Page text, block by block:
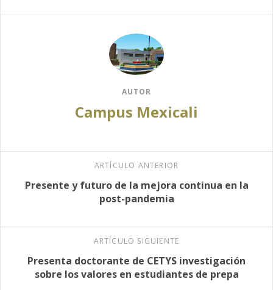
AUTOR
Campus Mexicali
ARTÍCULO ANTERIOR
Presente y futuro de la mejora continua en la
post-pandemia
ARTÍCULO SIGUIENTE
Presenta doctorante de CETYS investigación
sobre los valores en estudiantes de prepa